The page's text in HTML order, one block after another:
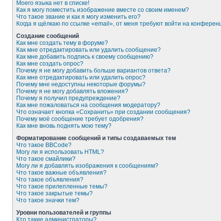
Моего языка нет в списке!
Как я могу поместить изображение вместе со своим именем?
Что такое звание и как я могу изменить его?
Когда я щёлкаю по ссылке «email», от меня требуют войти на
Создание сообщений
Как мне создать тему в форуме?
Как мне отредактировать или удалить сообщение?
Как мне добавить подпись к своему сообщению?
Как мне создать опрос?
Почему я не могу добавить больше вариантов ответа?
Как мне отредактировать или удалить опрос?
Почему мне недоступны некоторые форумы?
Почему я не могу добавлять вложения?
Почему я получил предупреждение?
Как мне пожаловаться на сообщения модератору?
Что означает кнопка «Сохранить» при создании сообщения?
Почему моё сообщение требует одобрения?
Как мне вновь поднять мою тему?
Форматирование сообщений и типы создаваемых тем
Что такое BBCode?
Могу ли я использовать HTML?
Что такое смайлики?
Могу ли я добавлять изображения к сообщениям?
Что такое важные объявления?
Что такое объявления?
Что такое прилепленные темы?
Что такое закрытые темы?
Что такое значки тем?
Уровни пользователей и группы
Кто такие администраторы?